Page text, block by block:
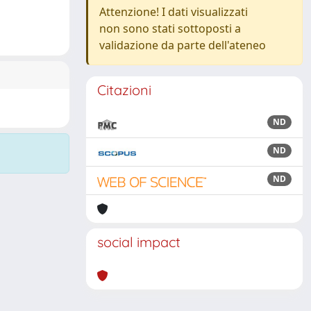
Attenzione! I dati visualizzati
non sono stati sottoposti a
validazione da parte dell'ateneo
Citazioni
ND
ND
ND
social impact